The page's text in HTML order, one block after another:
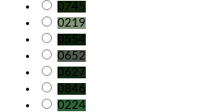
0745
0219
0554
0652
0627
0846
0224